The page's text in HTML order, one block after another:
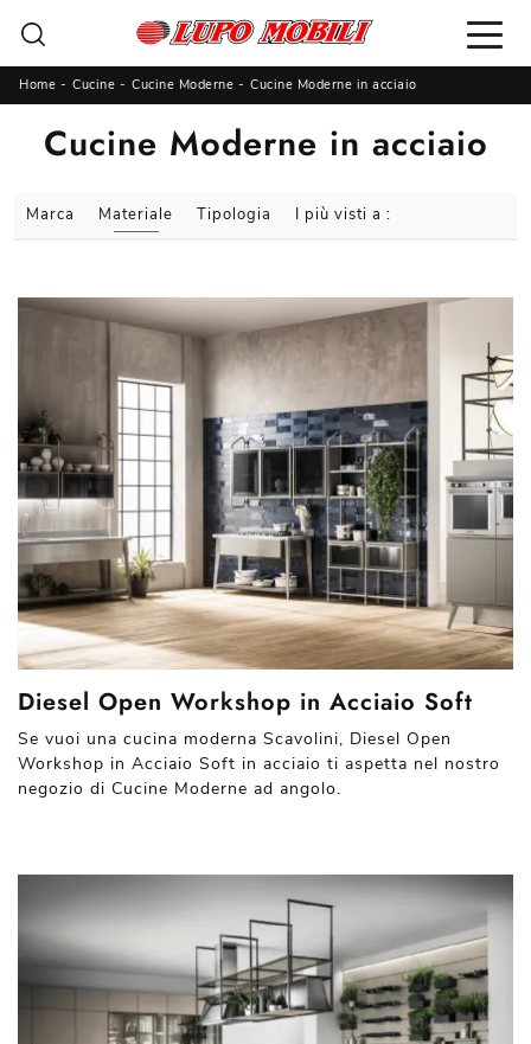
Home - Cucine - Cucine Moderne - Cucine Moderne in acciaio
Cucine Moderne in acciaio
Marca Materiale Tipologia I più visti a :
Diesel Open Workshop in Acciaio Soft
Se vuoi una cucina moderna Scavolini, Diesel Open
Workshop in Acciaio Soft in acciaio ti aspetta nel nostro
negozio di Cucine Moderne ad angolo.